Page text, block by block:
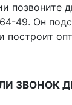
позвоните
49. Он
построит
ЗВОНОК